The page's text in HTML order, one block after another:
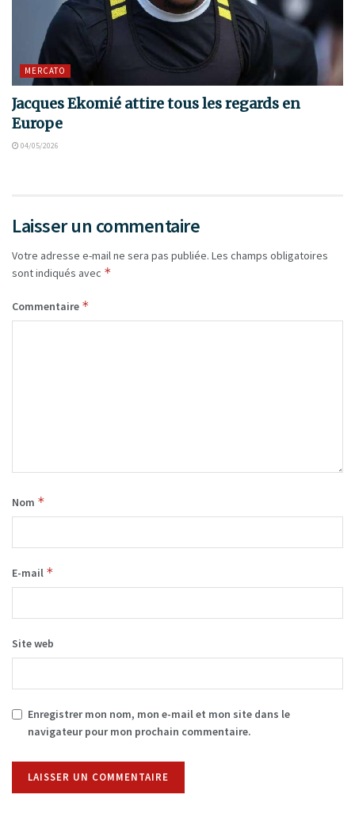
MERCATO
Jacques Ekomié attire tous les regards en
Europe
04/05/2026
Laisser un commentaire
Votre adresse e-mail ne sera pas publiée. Les champs obligatoires
sont indiqués avec *
Commentaire *
Nom *
E-mail *
Site web
Enregistrer mon nom, mon e-mail et mon site dans le
navigateur pour mon prochain commentaire.